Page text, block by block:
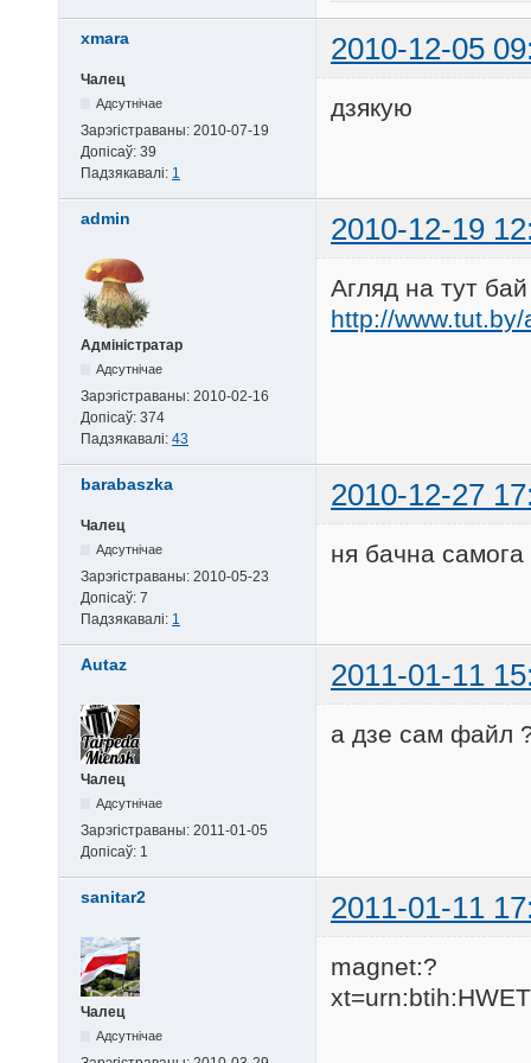
xmara 2010-12-05
Чалец
Адсутнічае
Зарэгістраваны: 2010-07-19
Допісаў: 39
Падзякавалі: 1
дзякую
admin 2010-12-19
Адміністратар
Адсутнічае
Зарэгістраваны: 2010-02-16
Допісаў: 374
Падзякавалі: 43
Агляд на тут бай
http://
barabaszka 2010-12-27
Чалец
Адсутнічае
Зарэгістраваны: 2010-05-23
Допісаў: 7
Падзякавалі: 1
ня бачна
Autaz 2011-01-11
Чалец
Адсутнічае
Зарэгістраваны: 2011-01-05
Допісаў: 1
а дзе сам файл
sanitar2 2011-01-11
Чалец
Адсутнічае
magnet:?